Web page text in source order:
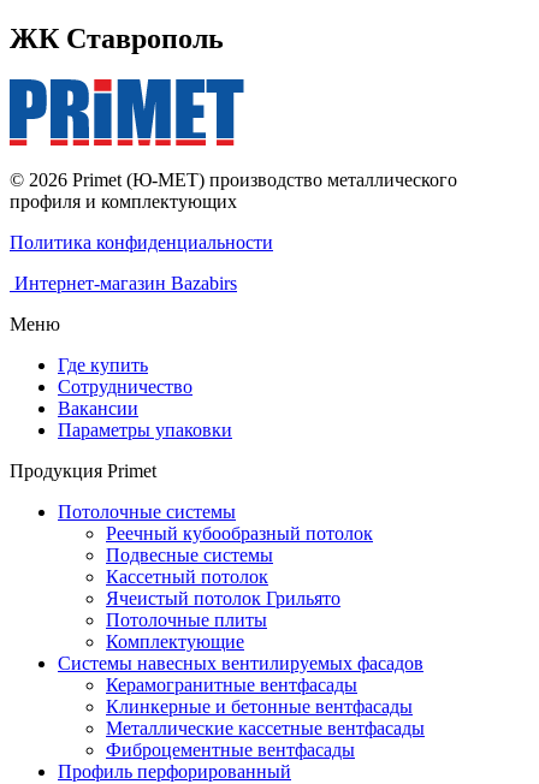
ЖК Ставрополь
© 2026 Primet (Ю-МЕТ) производство металлического
профиля и комплектующих
Политика конфиденциальности
Интернет-магазин Bazabirs
Меню
Где купить
Сотрудничество
Вакансии
Параметры упаковки
Продукция Primet
Потолочные системы
Реечный кубообразный потолок
Подвесные системы
Кассетный потолок
Ячеистый потолок Грильято
Потолочные плиты
Комплектующие
Системы навесных вентилируемых фасадов
Керамогранитные вентфасады
Клинкерные и бетонные вентфасады
Металлические кассетные вентфасады
Фиброцементные вентфасады
Профиль перфорированный